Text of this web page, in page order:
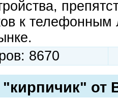
к телефонным
8670
от